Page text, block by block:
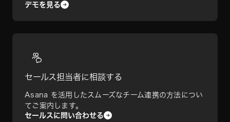
デモを見る
セールス担当者に相談する
Asana を活用したスムーズなチーム連携の方法につい
てご案内します。
セールスに問い合わせる